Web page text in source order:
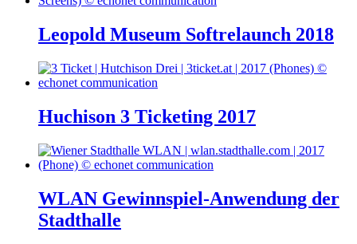
Leopold Museum Softrelaunch 2018
Huchison 3 Ticketing 2017
WLAN Gewinnspiel-Anwendung der
Stadthalle